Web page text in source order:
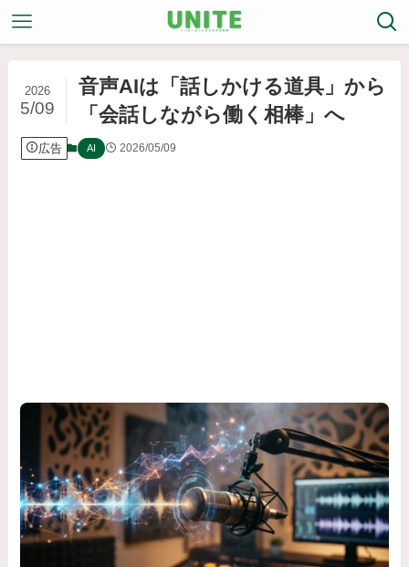
音声AIは「話しかける道具」から
「会話しながら働く相棒」へ
2026
5/09
広告 AI 2026/05/09